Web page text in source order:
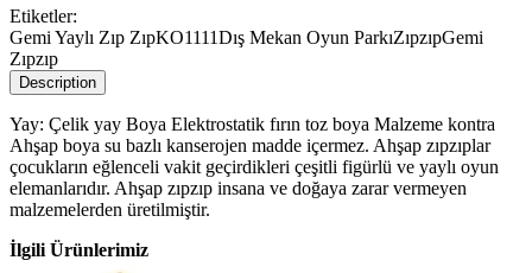
Etiketler:
Gemi Yaylı Zıp ZıpKO1111Dış Mekan Oyun ParkıZıpzıpGemi
Zıpzıp
Description
Yay: Çelik yay Boya Elektrostatik fırın toz boya Malzeme kontra
Ahşap boya su bazlı kanserojen madde içermez. Ahşap zıpzıplar
çocukların eğlenceli vakit geçirdikleri çeşitli figürlü ve yaylı oyun
elemanlarıdır. Ahşap zıpzıp insana ve doğaya zarar vermeyen
malzemelerden üretilmiştir.
İlgili Ürünlerimiz